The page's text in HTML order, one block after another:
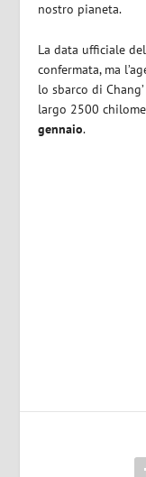
nostro pianeta.
La data ufficiale
confermata, ma
lo sbarco di
largo 2500
gennaio.